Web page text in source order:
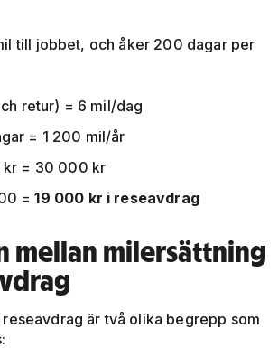
till jobbet, och åker 200 dagar per
retur) = 6 mil/dag
= 1 200 mil/år
kr = 30 000 kr
=19 000 kr i reseavdrag
mellan milersättning
är två olika begrepp som